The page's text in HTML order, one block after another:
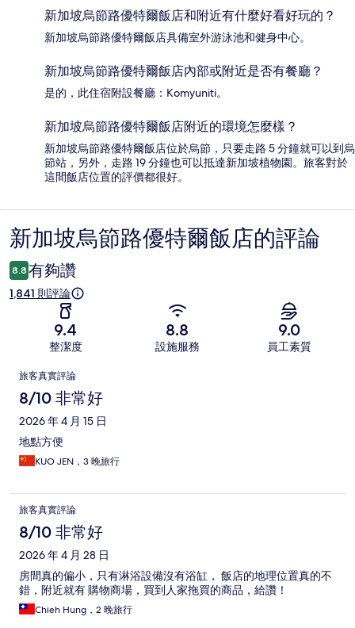
新加坡烏節路優特爾飯店和附近有什麼好看好玩的？
新加坡烏節路優特爾飯店具備室外游泳池和健身中心。
新加坡烏節路優特爾飯店內部或附近是否有餐廳？
是的，此住宿附設餐廳：Komyuniti。
新加坡烏節路優特爾飯店附近的環境怎麼樣？
新加坡烏節路優特爾飯店位於烏節，只要走路 5 分鐘就可以到烏
節站，另外，走路 19 分鐘也可以抵達新加坡植物園。旅客對於
這間飯店位置的評價都很好。
評
論
新加坡烏節路優特爾飯店的評論
8.8 有夠讚
1,841 則評論
9.4
整潔度
8.8
設施服務
9.0
員工素質
評
論
旅客真實評論
8/10 非常好
2026 年 4 月 15 日
地點方便
KUO JEN，3 晚旅行
旅客真實評論
8/10 非常好
2026 年 4 月 28 日
房間真的偏小，只有淋浴設備沒有浴缸， 飯店的地理位置真的不
錯，附近就有 購物商場，買到人家拖買的商品，給讚！
Chieh Hung，2 晚旅行